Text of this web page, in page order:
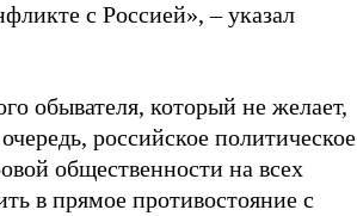
с Россией», – указал
обывателя, который не желает,
российское политическое
общественности на всех
в прямое противостояние с